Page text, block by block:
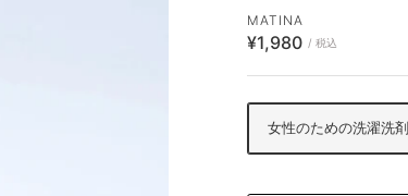
MATINA
セ
ー
ル
格
¥1,980 / 税込
女性のための洗濯洗